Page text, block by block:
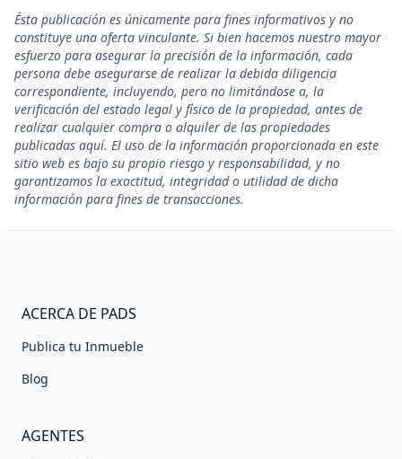
Ésta publicación es únicamente para fines informativos y no
constituye una oferta vinculante. Si bien hacemos nuestro mayor
esfuerzo para asegurar la precisión de la información, cada
persona debe asegurarse de realizar la debida diligencia
correspondiente, incluyendo, pero no limitándose a, la
verificación del estado legal y físico de la propiedad, antes de
realizar cualquier compra o alquiler de las propiedades
publicadas aquí. El uso de la información proporcionada en este
sitio web es bajo su propio riesgo y responsabilidad, y no
garantizamos la exactitud, integridad o utilidad de dicha
información para fines de transacciones.
ACERCA DE PADS
Publica tu Inmueble
Blog
AGENTES